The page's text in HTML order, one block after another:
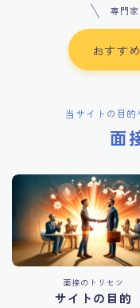
専門
おすす
当サイトの目
面
面接のトリセツ
サイトの目的